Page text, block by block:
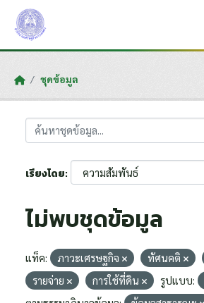
Skip to main content
ชุดข้อมูล
เรียงโดย
ไม่พบชุดข้อมูล
แท็ค: ภาวะเศรษฐกิจ ทัศนคติ
รายจ่าย
การใช้ที่ดิน รูปแบบ: